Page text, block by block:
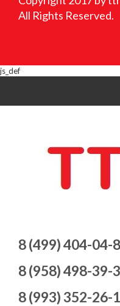
All Rights Reserved.
js_def
8 (499) 404-04-
8 (958) 498-39-
8 (993) 352-26-